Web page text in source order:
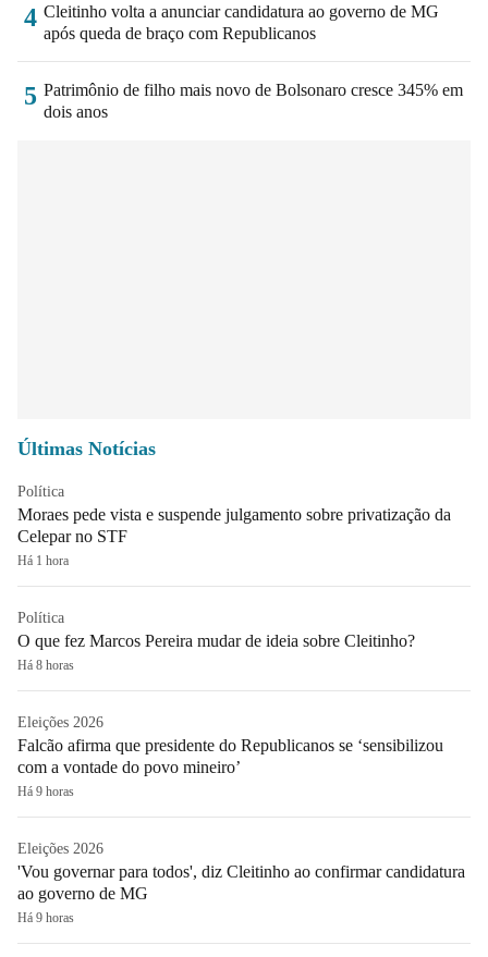
4 Cleitinho volta a anunciar candidatura ao governo de MG
após queda de braço com Republicanos
5 Patrimônio de filho mais novo de Bolsonaro cresce 345% em
dois anos
Últimas Notícias
Política
Moraes pede vista e suspende julgamento sobre privatização da
Celepar no STF
Há 1 hora
Política
O que fez Marcos Pereira mudar de ideia sobre Cleitinho?
Há 8 horas
Eleições 2026
Falcão afirma que presidente do Republicanos se ‘sensibilizou
com a vontade do povo mineiro’
Há 9 horas
Eleições 2026
'Vou governar para todos', diz Cleitinho ao confirmar candidatura
ao governo de MG
Há 9 horas